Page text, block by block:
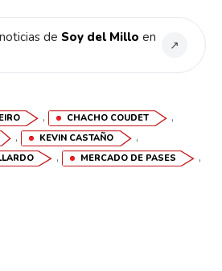
de Soy del Millo en
↗
, CHACHO COUDET ,
, KEVIN CASTAÑO ,
, MERCADO DE PASES ,